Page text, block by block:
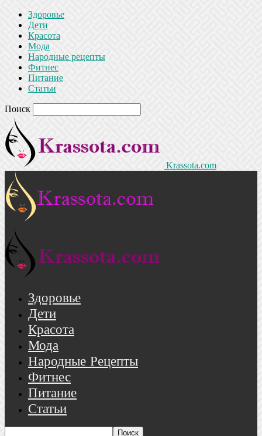
Здоровье
Дети
Красота
Мода
Народные рецепты
Фитнес
Питание
Статьи
Поиск
Krassota.com
Здоровье
Дети
Красота
Мода
Народные Рецепты
Фитнес
Питание
Статьи